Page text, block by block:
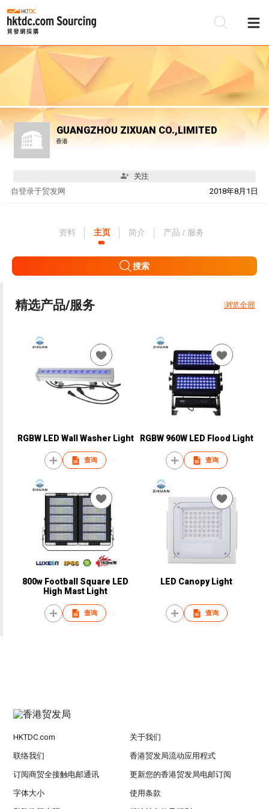
GUANGZHOU ZIXUAN CO.,LIMITED
香港
关注
自 2018年8月1日
登录于贸发网
资料 主页 简介 产品 / 服务
搜索
精选产品/服务 浏览全部
RGBW LED Wall Washer Light
查询
RGBW 960W LED Flood Light
查询
800w Football Square LED
High Mast Light
查询
LED Canopy Light
查询
HKTDC.com 关于我们
联络我们 香港贸发局流动应用程式
订阅商贸全接触电邮通讯 更新您的香港贸发局电邮订阅
字体大小 使用条款